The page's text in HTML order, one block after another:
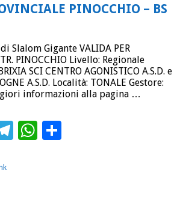
PINOCCHIO – BS
Slalom Gigante VALIDA PER
PINOCCHIO Livello: Regionale
SCI CENTRO AGONISTICO A.S.D. e
A.S.D. Località: TONALE Gestore:
informazioni alla pagina …
Telegram
WhatsApp
Condividi